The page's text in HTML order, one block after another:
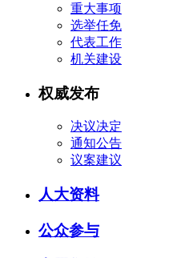
重大事项
选举任免
代表工作
机关建设
权威发布
决议决定
通知公告
议案建议
人大资料
公众参与